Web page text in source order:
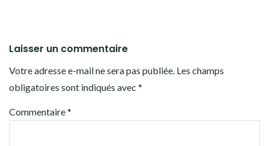
Laisser un commentaire
Votre adresse e-mail ne sera pas publiée. Les champs
obligatoires sont indiqués avec *
Commentaire*